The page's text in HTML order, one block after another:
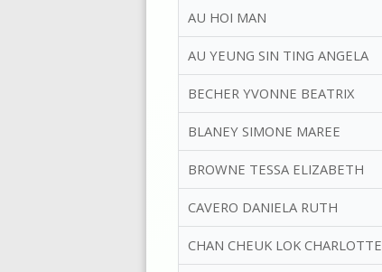
AU HOI MAN
AU YEUNG SIN TING ANGELA
BECHER YVONNE BEATRIX
BLANEY SIMONE MAREE
BROWNE TESSA ELIZABETH
CAVERO DANIELA RUTH
CHAN CHEUK LOK CHARLOTTE